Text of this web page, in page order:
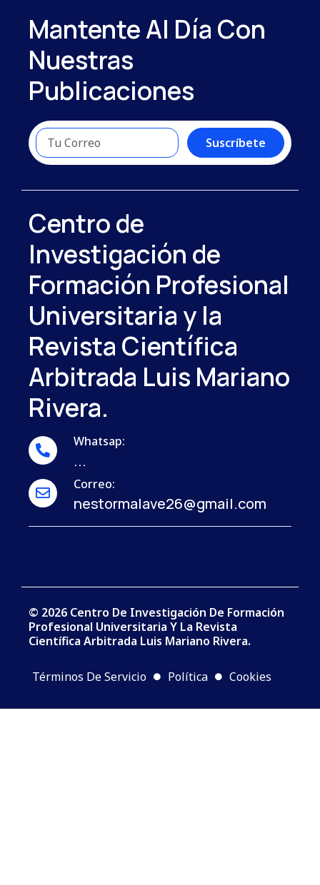
Mantente Al Día Con
Nuestras
Publicaciones
Suscríbete
Centro de
Investigación de
Formación Profesional
Universitaria y la
Revista Científica
Arbitrada Luis Mariano
Rivera.
Whatsap:
...
Correo:
nestormalave26@gmail.com
© 2026 Centro De Investigación De Formación
Profesional Universitaria Y La Revista
Científica Arbitrada Luis Mariano Rivera.
Términos De Servicio Política Cookies